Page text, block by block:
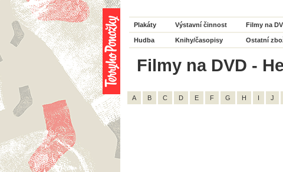
Plakáty Výstavní činnost Filmy na
Hudba Knihy/časopisy Ostatní
Filmy na DVD -
A B C D E F G H I J